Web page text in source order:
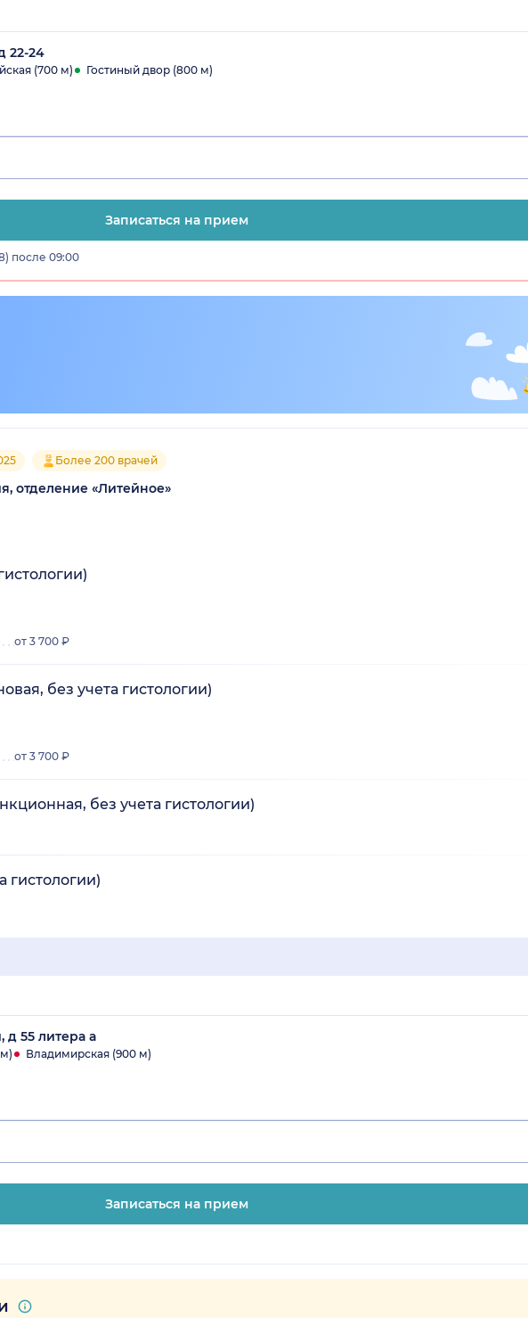
22-24
(700 м) Гостиный двор (800 м)
Записаться на прием
после 09:00
Более 200 врачей
отделение «Литейное»
от 3 700 ₽
без учета гистологии)
от 3 700 ₽
без учета гистологии)
гистологии)
д 55 литера а
Владимирская (900 м)
Записаться на прием